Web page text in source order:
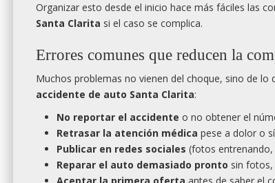
Organizar esto desde el inicio hace más fáciles las
Santa Clarita si el caso se complica.
Errores comunes que reducen la
Muchos problemas no vienen del choque, sino de
accidente de auto Santa Clarita:
No reportar el accidente o no obtener el
Retrasar la atención médica pese a dolor o
Publicar en redes sociales (fotos entrenando,
Reparar el auto demasiado pronto sin fotos,